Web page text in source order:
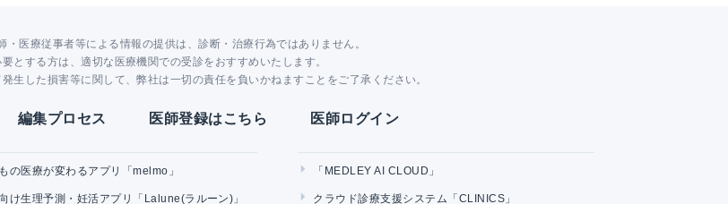
・医療従事者等による情報の提供は、診断・治療行為ではありません。
とする方は、適切な医療機関での受診をおすすめいたします。
生した損害等に関して、弊社は一切の責任を負いかねますことをご了承ください。
編集プロセス 医師登録はこちら 医師ログイン
の医療が変わるアプリ「melmo」
け生理予測・妊活アプリ「Lalune(ラルーン)」
「MEDLEY AI CLOUD」
クラウド診療支援システム「CLINICS」